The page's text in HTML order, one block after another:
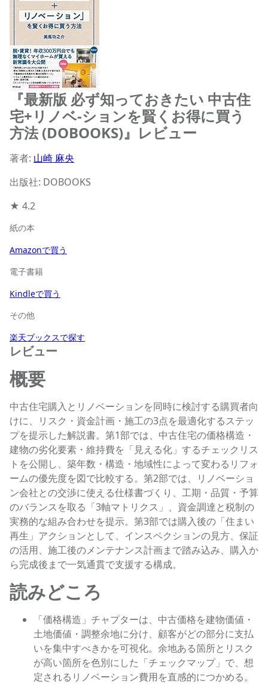
『最新版 必ず知っておきたい 中古住
宅+リノベ-ションを賢くお得に買う
方法 (DOBOOKS)』レビュー
著者: 山崎 麻央
出版社: DOBOOKS
★ 4.2
紙の本
Amazonで買う
電子書籍
Kindleで買う
その他
楽天ブックスで探す
レビュー
概要
中古住宅購入とリノベーションを同時に検討する購買者向
けに、リスク・資金計画・施工の3点を最適化するステッ
プを提示した解説書。第1部では、中古住宅の価格構造・
建物の劣化要素・維持費を「見える化」するチェックリス
トを公開し、築年数・構造・地域性によって変わるリフォ
ームの優先度を図で比較する。第2部では、リノベーショ
ン会社との交渉に使える仕様書づくり、工期・品質・予算
のバランスを取る「3軸マトリクス」、資金調達と税制の
実務的な組み合わせを提示。第3部では購入後の「住まい
再生」アクションとして、インスペクションの見方、保証
の活用、施工後のメンテナンス計画まで踏み込み、購入か
ら完成後まで一気通貫で支援する構成。
読みどころ
「価格構造」チャプターは、中古価格を建物価値・
土地価値・調整余地に分け、顧客がどの部分に支払
いを集中すべきかを可視化。余地ある箇所とリスク
が高い箇所を色別にした「チェックマップ」で、想
定されるリノベーション費用を直感的につかめる。